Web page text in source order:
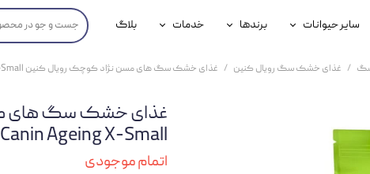
سگ
سایر حیوانات
محصولات پرندگان
برندها
جوسرا
خدمات
خدمات آنلاین دامپزشکی
بلاگ
غذای خشک سگ رویال کنین غذای خشک سگ های مسن نژاد کوچک رویال کنین Royal Canin Ageing X-Small وزن 1.5 کیلوگرم
Canin Ageing X-Small وزن 1.5 کیلوگرم
اتمام موجودی